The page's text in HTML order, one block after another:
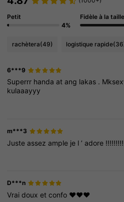
Petit
4%
Fidèle à la taille
rachètera(49) logistique rapide
6***9
Superrr handa at ang lakas .
kulaaayyy
m***3
Juste assez ample je l’ adore
D***n
Vraidouxetconfo ❤️❤️❤️